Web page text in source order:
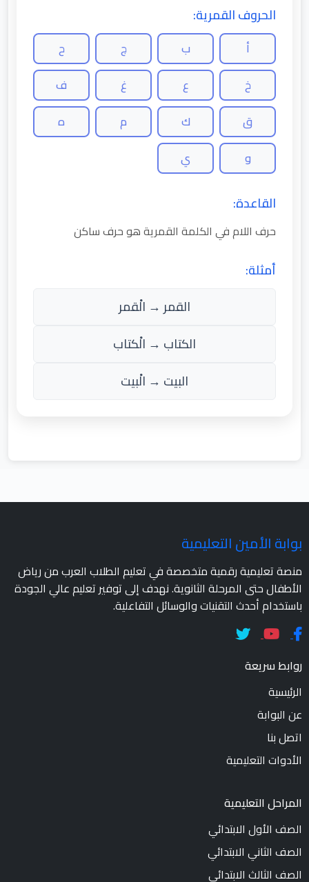
الحروف القمرية:
أ ب ج
ح
خ
ع غ
ف
ق
ك م
ه
و
ي
القاعدة:
حرف اللام في الكلمة القمرية هو حرف ساكن
أمثلة:
القمر → الْقمر
الكتاب → الْكتاب
البيت → الْبيت
بوابة الأمين التعليمية
منصة تعليمية رقمية متخصصة في تعليم الطلاب العرب من رياض
الأطفال حتى المرحلة الثانوية. نهدف إلى توفير تعليم عالي الجودة
باستخدام أحدث التقنيات والوسائل التفاعلية.
روابط سريعة
الرئيسية
عن البوابة
اتصل بنا
الأدوات التعليمية
المراحل التعليمية
الصف الأول الابتدائي
الصف الثاني الابتدائي
الصف الثالث الابتدائي